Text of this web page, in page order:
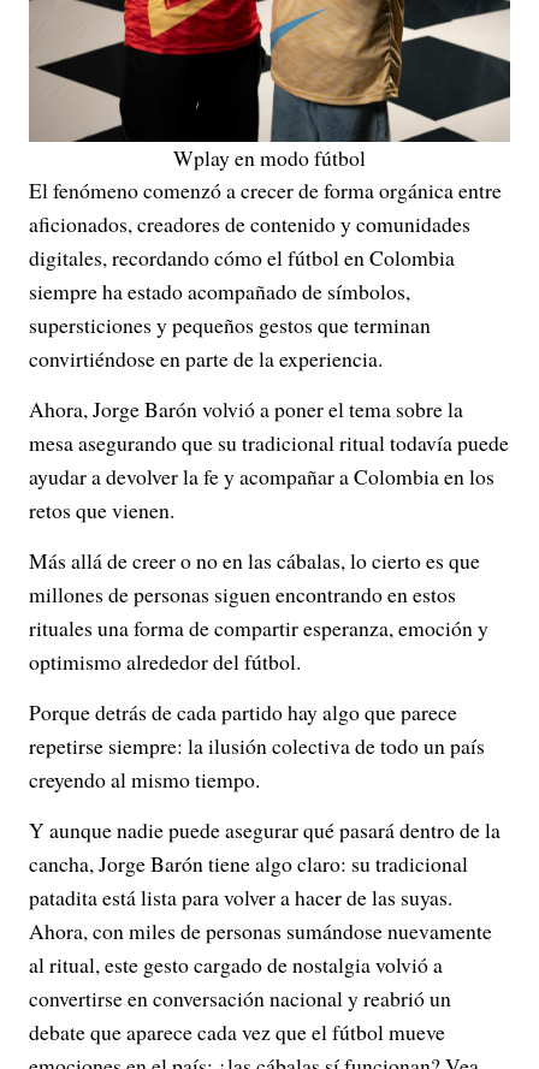
Wplay en modo fútbol
El fenómeno comenzó a crecer de forma orgánica entre
aficionados, creadores de contenido y comunidades
digitales, recordando cómo el fútbol en Colombia
siempre ha estado acompañado de símbolos,
supersticiones y pequeños gestos que terminan
convirtiéndose en parte de la experiencia.
Ahora, Jorge Barón volvió a poner el tema sobre la
mesa asegurando que su tradicional ritual todavía puede
ayudar a devolver la fe y acompañar a Colombia en los
retos que vienen.
Más allá de creer o no en las cábalas, lo cierto es que
millones de personas siguen encontrando en estos
rituales una forma de compartir esperanza, emoción y
optimismo alrededor del fútbol.
Porque detrás de cada partido hay algo que parece
repetirse siempre: la ilusión colectiva de todo un país
creyendo al mismo tiempo.
Y aunque nadie puede asegurar qué pasará dentro de la
cancha, Jorge Barón tiene algo claro: su tradicional
patadita está lista para volver a hacer de las suyas.
Ahora, con miles de personas sumándose nuevamente
al ritual, este gesto cargado de nostalgia volvió a
convertirse en conversación nacional y reabrió un
debate que aparece cada vez que el fútbol mueve